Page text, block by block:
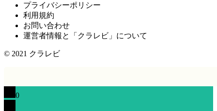
プライバシーポリシー
利用規約
お問い合わせ
運営者情報と「クラレビ」について
© 2021 クラレビ
0